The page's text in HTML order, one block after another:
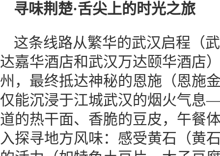
寻味荆楚·舌尖上的时光之旅
这条线路从繁华的武汉启程（
达嘉华酒店和武汉万达颐华酒店
州，最终抵达神秘的恩施（恩施
仅能沉浸于江城武汉的烟火气
道的热干面、香脆的豆皮，午餐
入探寻地方风味：感受黄石（黄